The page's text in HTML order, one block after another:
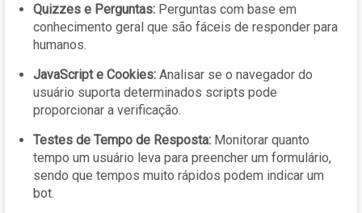
Quizzes e Perguntas: Perguntas com base em
conhecimento geral que são fáceis de responder para
humanos.
JavaScript e Cookies: Analisar se o navegador do
usuário suporta determinados scripts pode
proporcionar a verificação.
Testes de Tempo de Resposta: Monitorar quanto
tempo um usuário leva para preencher um formulário,
sendo que tempos muito rápidos podem indicar um
bot.